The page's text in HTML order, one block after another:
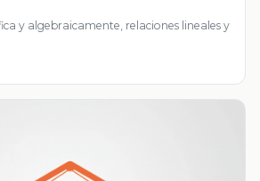
y algebraicamente, relaciones lineales y